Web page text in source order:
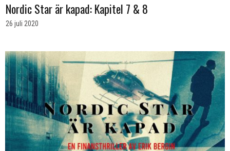
Nordic Star är kapad: Kapitel 7 & 8
26 juli 2020